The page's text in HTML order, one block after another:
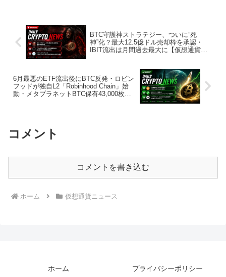
BTC守護神ストラテジー、ついに”死
神”化？最大12.5億ドル売却枠を承認・
IBIT流出は月間過去最大に【仮想通貨ニ
6月最悪のETF流出後にBTC反発・ロビン
フッドが独自L2「Robinhood Chain」始
動・メタプラネットBTC保有43,000枚に
コメント
コメントを書き込む
ホーム 仮想通貨ニュース
ホーム プライバシーポリシー